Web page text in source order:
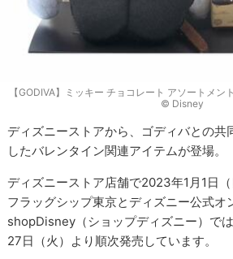
【GODIVA】ミッキー チョコレート アソートメ
© ︎Disney
ディズニーストアから、ゴディバとの共
したバレンタイン関連アイテムが登場。
ディズニーストア店舗で2023年1月1日
フラッグシップ東京とディズニー公式オ
shopDisney（ショップディズニー）で
27日（火）より順次発売しています。